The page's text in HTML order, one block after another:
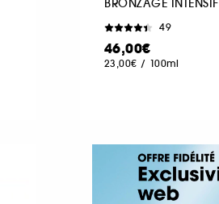
49
46,00€
23,00€ / 100ml